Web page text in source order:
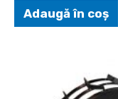
Adaugă în coș